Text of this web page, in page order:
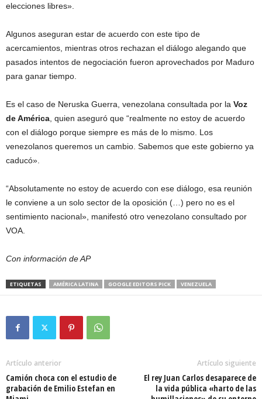
elecciones libres».
Algunos aseguran estar de acuerdo con este tipo de
acercamientos, mientras otros rechazan el diálogo alegando que
pasados intentos de negociación fueron aprovechados por Maduro
para ganar tiempo.
Es el caso de Neruska Guerra, venezolana consultada por la Voz
de América , quien aseguró que “realmente no estoy de acuerdo
con el diálogo porque siempre es más de lo mismo. Los
venezolanos queremos un cambio. Sabemos que este gobierno ya
caducó».
“Absolutamente no estoy de acuerdo con ese diálogo, esa reunión
le conviene a un solo sector de la oposición (…) pero no es el
sentimiento nacional», manifestó otro venezolano consultado por
VOA.
Con información de AP
ETIQUETAS AMÉRICA LATINA GOOGLE EDITORS PICK VENEZUELA
Artículo anterior
Camión choca con el estudio de
grabación de Emilio Estefan en
Artículo siguiente
El rey Juan Carlos desaparece de
la vida pública «harto de las